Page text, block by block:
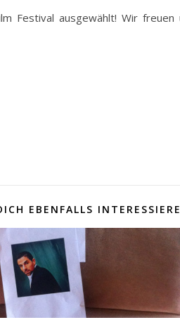
Festival ausgewählt! Wir
EBENFALLS